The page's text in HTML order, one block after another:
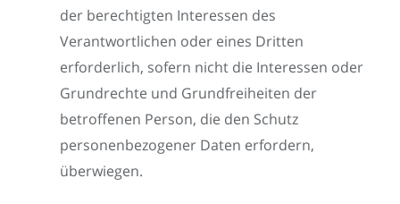
der berechtigten Interessen des
Verantwortlichen oder eines Dritten
erforderlich, sofern nicht die Interessen oder
Grundrechte und Grundfreiheiten der
betroffenen Person, die den Schutz
personenbezogener Daten erfordern,
überwiegen.